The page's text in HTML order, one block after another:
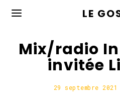
LE
Mix/radio
invitée
29 septembre 2021